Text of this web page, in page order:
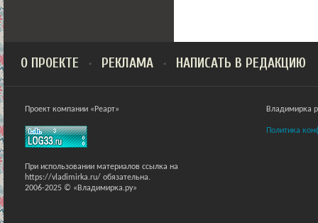
О ПРОЕКТЕ РЕКЛАМА НАПИСАТЬ В РЕДАКЦИЮ
Проект компании «Реарт»
При использовании материалов ссылка на
https://vladimirka.ru/ обязательна.
2006-2025 © «Владимирка.ру»
Владимирка
Политика